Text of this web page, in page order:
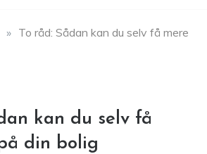
» To råd: Sådan kan du selv få mere
kan du selv få
din bolig